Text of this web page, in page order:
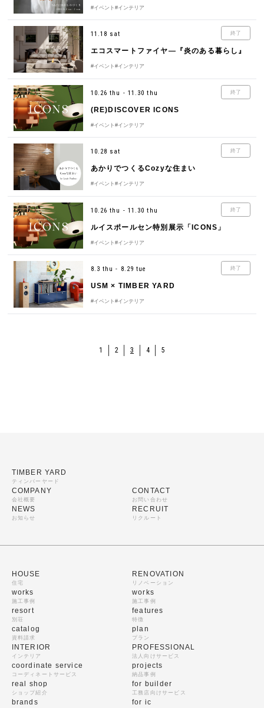
#イベント #インテリア
終了
11.18 sat
エコスマートファイヤ―『炎のある暮らし』
#イベント #インテリア
終了
10.26 thu - 11.30 thu
(RE)DISCOVER ICONS
#イベント #インテリア
終了
10.28 sat
あかりでつくるCozyな住まい
#イベント #インテリア
終了
10.26 thu - 11.30 thu
ルイスポールセン特別展示「ICONS」
#イベント #インテリア
終了
8.3 thu - 8.29 tue
USM × TIMBER YARD
#イベント #インテリア
1 2 3 4 5
TIMBER YARD
ティンバーヤード
COMPANY
会社概要
NEWS
お知らせ
CONTACT
お問い合わせ
RECRUIT
リクルート
HOUSE
住宅
works
施工事例
resort
別荘
catalog
資料請求
RENOVATION
リノベーション
works
施工事例
features
特徴
plan
プラン
INTERIOR
インテリア
coordinate service
コーディネートサービス
real shop
ショップ紹介
brands
PROFESSIONAL
法人向けサービス
projects
納品事例
for builder
工務店向けサービス
for ic